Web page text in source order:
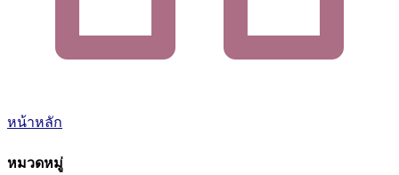
หน้าหลัก
หมวดหมู่